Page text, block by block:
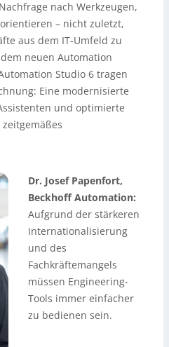
nach Werkzeugen,
– nicht zuletzt,
aus dem IT-Umfeld zu
neuen Automation
Studio 6 tragen
Eine modernisierte
und optimierte
Dr. Josef Papenfort,
Beckhoff Automation:
Aufgrund der stärkeren
Internationalisierung
und des
Fachkräftemangels
müssen Engineering-
Tools immer einfacher
zu bedienen sein.